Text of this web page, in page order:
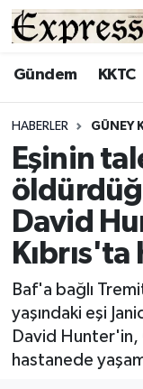
Gündem KKTC
HABERLER GÜNEY
Eşinin
David
Baf'a bağlı
yaşındaki eşi
David Hunter'in,
hastanede
ALAYKÖY
BİLİM
ÇATALKÖY
DÜNYA
EĞİTİM
EKONOMİ
Hava Durumu
Süper Lig
Tüm
Son Dakika
Haber Arşivi